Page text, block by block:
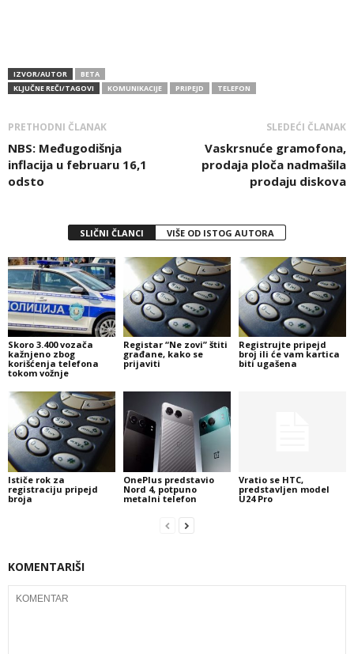
IZVOR/AUTOR
BETA
KLJUČNE REČI/TAGOVI
KOMUNIKACIJE PRIPEJD TELEFON
PRETHODNI ČLANAK
NBS: Međugodišnja
inflacija u februaru 16,1
odsto
SLEDEĆI ČLANAK
Vaskrsnuće gramofona,
prodaja ploča nadmašila
prodaju diskova
SLIČNI ČLANCI VIŠE OD ISTOG AUTORA
Skoro 3.400 vozača
kažnjeno zbog
korišćenja telefona
tokom vožnje
Registar “Ne zovi” štiti
građane, kako se
prijaviti
Registrujte pripejd
broj ili će vam kartica
biti ugašena
Ističe rok za
registraciju pripejd
broja
OnePlus predstavio
Nord 4, potpuno
metalni telefon
Vratio se HTC,
predstavljen model
U24 Pro
KOMENTARIŠI